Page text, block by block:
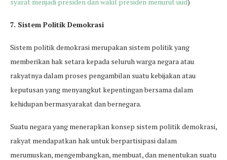
7. Sistem Politik Demokrasi
Sistem politik demokrasi merupakan sistem politik yang
memberikan hak setara kepada seluruh warga negara atau
rakyatnya dalam proses pengambilan suatu kebijakan atau
keputusan yang menyangkut kepentingan bersama dalam
kehidupan bermasyarakat dan bernegara.
Suatu negara yang menerapkan konsep sistem politik demokrasi,
rakyat mendapatkan hak untuk berpartisipasi dalam
merumuskan, mengembangkan, membuat, dan menentukan suatu